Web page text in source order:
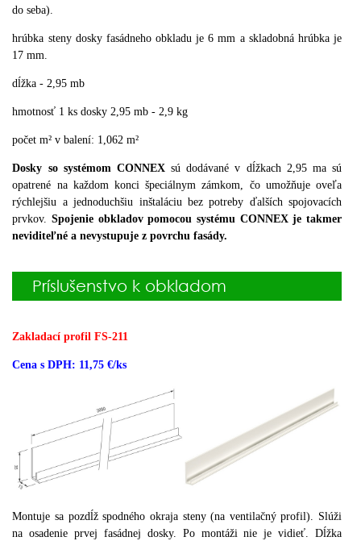
do seba).
hrúbka steny dosky fasádneho obkladu je 6 mm a skladobná hrúbka je
17 mm.
dĺžka - 2,95 mb
hmotnosť 1 ks dosky 2,95 mb - 2,9 kg
počet m² v balení: 1,062 m²
Dosky so systémom CONNEXsú dodávané v dĺžkach 2,95 ma sú
opatrené na každom konci špeciálnym zámkom, čo umožňuje oveľa
rýchlejšiu a jednoduchšiu inštaláciu bez potreby ďalších spojovacích
prvkov.Spojenie obkladov pomocou systému CONNEX je takmer
neviditeľné a nevystupuje z povrchu fasády.
Príslušenstvo k obkladom
Zakladací profil FS-211
Cena s DPH: 11,75 €/ks
Montuje sa pozdĺž spodného okraja steny (na ventilačný profil). Slúži
na osadenie prvej fasádnej dosky. Po montáži nie je vidieť.
Dĺžka